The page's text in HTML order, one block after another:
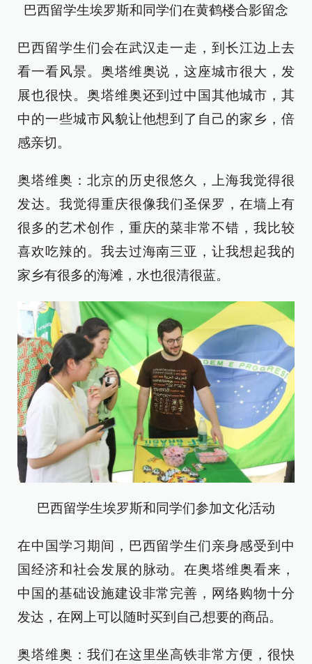
巴西留学生埃罗斯和同学们在黄鹤楼合影留念
巴西留学生们会在武汉走一走，到长江边上去
看一看风景。奥塔维奥说，这座城市很大，发
展也很快。奥塔维奥还到过中国其他城市，其
中的一些城市风貌让他想到了自己的家乡，倍
感亲切。
奥塔维奥：北京的历史很悠久，上海我觉得很
发达。我觉得重庆很像我们圣保罗，在墙上有
很多的艺术创作，重庆的菜非常不错，我比较
喜欢吃辣的。我去过海南三亚，让我想起我的
家乡有很多的海滩，水也很清很蓝。
巴西留学生埃罗斯和同学们参加文化活动
在中国学习期间，巴西留学生们亲身感受到中
国经济和社会发展的脉动。在奥塔维奥看来，
中国的基础设施建设非常完善，网络购物十分
发达，在网上可以随时买到自己想要的商品。
奥塔维奥：我们在这里坐高铁非常方便，很快